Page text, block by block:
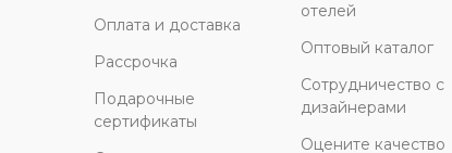
Оплата и доставка
Рассрочка
Подарочные
сертификаты
отелей
Оптовый каталог
Сотрудничество с
дизайнерами
Оцените качество